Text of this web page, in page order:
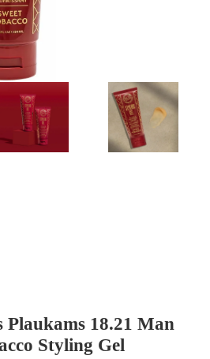
padidinti
Plaukams 18.21 Man
Styling Gel